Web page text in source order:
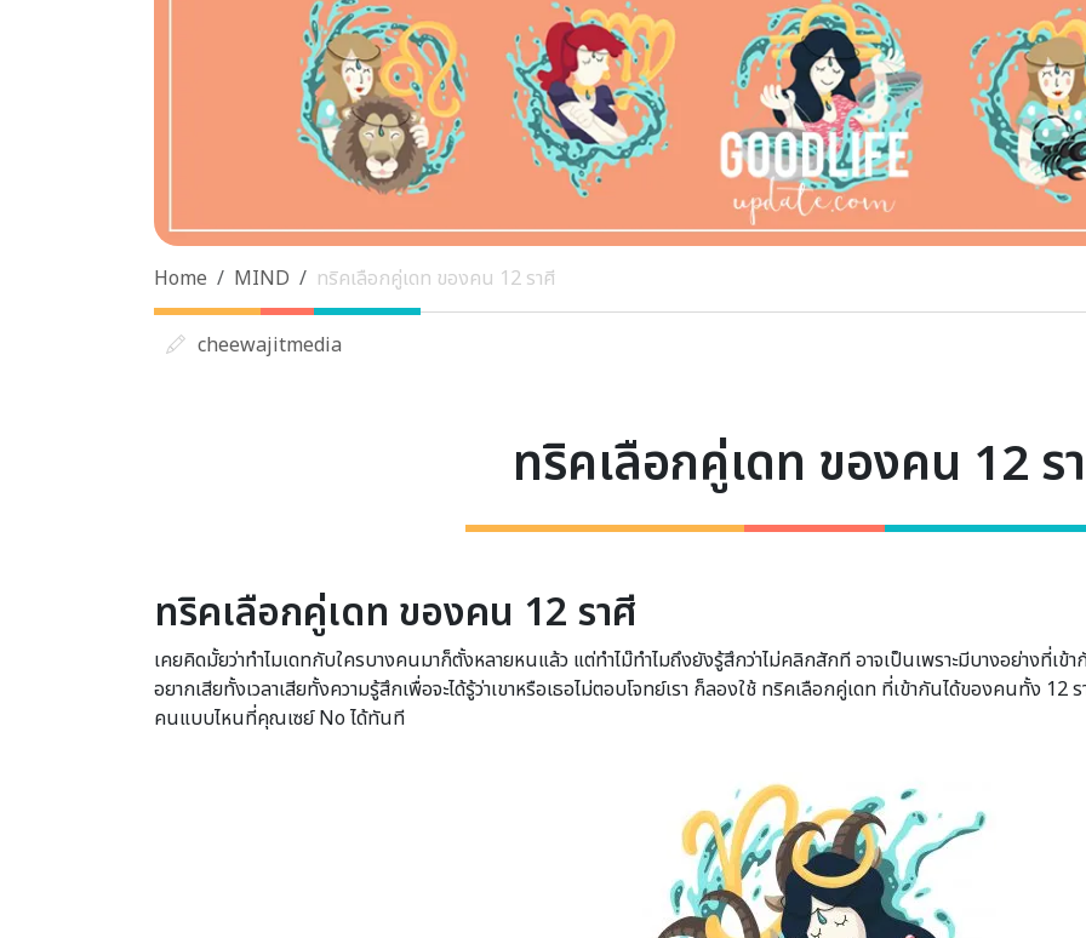
Home MIND ทริคเลือกคู่เดท ของคน 12 ราศี
cheewajitmedia
ทริคเลือกคู่เดท ของคน 12 ร
ทริคเลือกคู่เดท ของคน 12 ราศี
เคยคิดมั้ยว่าทำไมเดทกับใครบางคนมาก็ตั้งหลายหนแล้ว แต่ทำไม๊ทำไมถึงยังรู้สึกว่าไม่คลิกสักที อาจเป็นเพราะมีบางอย่างที่เข้
อยากเสียทั้งเวลาเสียทั้งความรู้สึกเพื่อจะได้รู้ว่าเขาหรือเธอไม่ตอบโจทย์เรา ก็ลองใช้ ทริคเลือกคู่เดท ที่เข้ากันได้ของคนทั้ง
คนแบบไหนที่คุณเซย์ No ได้ทันที